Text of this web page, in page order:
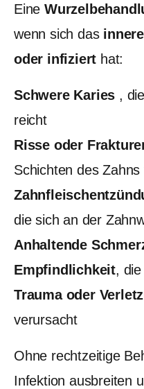
Eine
wenn sich das
oder infiziert hat:
Schwere Karies ,
reicht
Risse oder
Schichten des Zahns
die sich an der
Anhaltende
Empfindlichkeit,
Trauma oder
verursacht
Ohne rechtzeitige
Infektion ausbreiten